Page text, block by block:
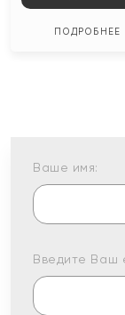
ПОДРОБНЕЕ
Ваше имя:
Введите Ваш